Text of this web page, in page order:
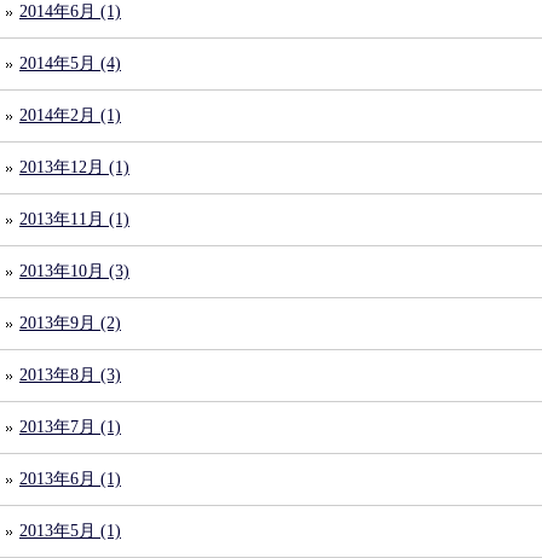
2014年6月 (1)
2014年5月 (4)
2014年2月 (1)
2013年12月 (1)
2013年11月 (1)
2013年10月 (3)
2013年9月 (2)
2013年8月 (3)
2013年7月 (1)
2013年6月 (1)
2013年5月 (1)